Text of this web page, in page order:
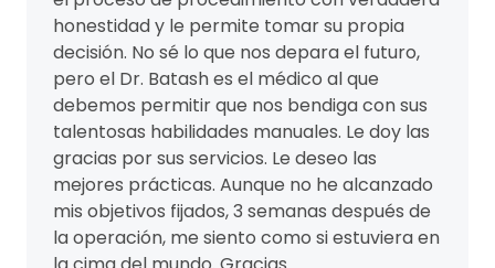
honestidad y le permite tomar su propia
decisión. No sé lo que nos depara el futuro,
pero el Dr. Batash es el médico al que
debemos permitir que nos bendiga con sus
talentosas habilidades manuales. Le doy las
gracias por sus servicios. Le deseo las
mejores prácticas. Aunque no he alcanzado
mis objetivos fijados, 3 semanas después de
la operación, me siento como si estuviera en